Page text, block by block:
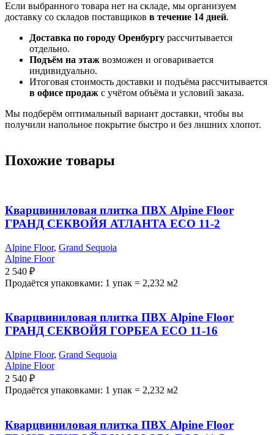
Если выбранного товара нет на складе, мы организуем
доставку со складов поставщиков в течение 14 дней.
Доставка по городу Оренбургу рассчитывается
отдельно.
Подъём на этаж возможен и оговаривается
индивидуально.
Итоговая стоимость доставки и подъёма рассчитывается
в офисе продаж с учётом объёма и условий заказа.
Мы подберём оптимальный вариант доставки, чтобы вы
получили напольное покрытие быстро и без лишних хлопот.
Похожие товары
Кварцвиниловая плитка ПВХ Alpine Floor
ГРАНД СЕКВОЙЯ АТЛАНТА ECO 11-2
Alpine Floor, Grand Sequoia
Alpine Floor
2 540 ₽
Продаётся упаковками: 1 упак = 2,232 м2
Кварцвиниловая плитка ПВХ Alpine Floor
ГРАНД СЕКВОЙЯ ГОРБЕА ECO 11-16
Alpine Floor, Grand Sequoia
Alpine Floor
2 540 ₽
Продаётся упаковками: 1 упак = 2,232 м2
Кварцвиниловая плитка ПВХ Alpine Floor